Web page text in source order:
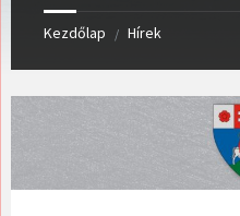
Kezdőlap / Hírek